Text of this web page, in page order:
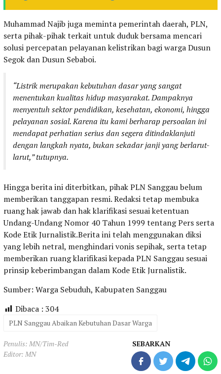
Muhammad Najib juga meminta pemerintah daerah, PLN,
serta pihak-pihak terkait untuk duduk bersama mencari
solusi percepatan pelayanan kelistrikan bagi warga Dusun
Segok dan Dusun Sebaboi.
“Listrik merupakan kebutuhan dasar yang sangat
menentukan kualitas hidup masyarakat. Dampaknya
menyentuh sektor pendidikan, kesehatan, ekonomi, hingga
pelayanan sosial. Karena itu kami berharap persoalan ini
mendapat perhatian serius dan segera ditindaklanjuti
dengan langkah nyata, bukan sekadar janji yang berlarut-
larut,” tutupnya.
Hingga berita ini diterbitkan, pihak PLN Sanggau belum
memberikan tanggapan resmi. Redaksi tetap membuka
ruang hak jawab dan hak klarifikasi sesuai ketentuan
Undang-Undang Nomor 40 Tahun 1999 tentang Pers serta
Kode Etik Jurnalistik.Berita ini telah menggunakan diksi
yang lebih netral, menghindari vonis sepihak, serta tetap
memberikan ruang klarifikasi kepada PLN Sanggau sesuai
prinsip keberimbangan dalam Kode Etik Jurnalistik.
Sumber: Warga Sebuduh, Kabupaten Sanggau
Dibaca : 304
PLN Sanggau Abaikan Kebutuhan Dasar Warga
Penulis: MN/Tim-Red
Editor: MN
SEBARKAN